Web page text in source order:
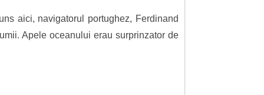
aici, navigatorul portughez, Ferdinand
Apele oceanului erau surprinzator de